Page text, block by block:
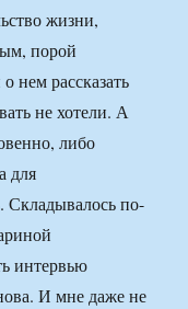
жизни,
порой
нем рассказать
не хотели. А
либо
для
Складывалось по-
интервью
И мне даже не